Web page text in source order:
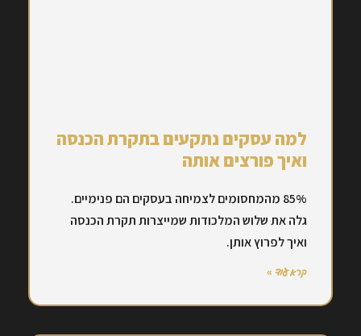
למה עסקים נתקעים בתקרת הכנסה
ואיך פורצים אותה
85% מהמחסומים לצמיחה בעסקים הם פנימיים.
גלה את שלוש המלכודות שמייצרות תקרת הכנסה
ואיך לפרוץ אותן.
קרא עוד »